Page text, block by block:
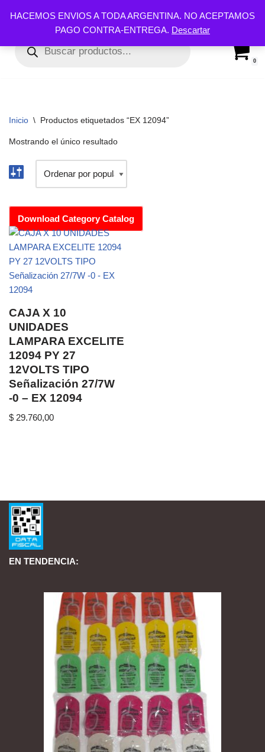
HACEMOS ENVIOS A TODA ARGENTINA. NO ACEPTAMOS
PAGO CONTRA-ENTREGA. Descartar
al
contenido
0
Inicio \ Productos etiquetados “EX 12094”
Mostrando el único resultado
Download Category Catalog
CAJA X 10
UNIDADES
LAMPARA EXCELITE
12094 PY 27
12VOLTS TIPO
Señalización 27/7W
-0 – EX 12094
$ 29.760,00
EN TENDENCIA: